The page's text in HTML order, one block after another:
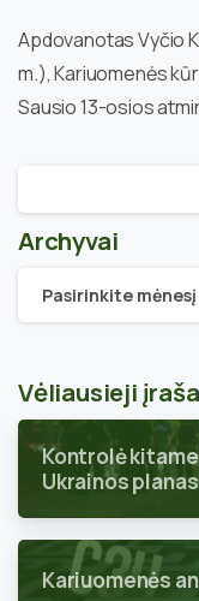
Apdovanotas Vyčio
m.), Kariuomenės
Sausio 13-osios
Archyvai
Archyvai
Pasirinkite mėnesį
Vėliausieji
Kontrolė
Ukrainos
Kariuomenės